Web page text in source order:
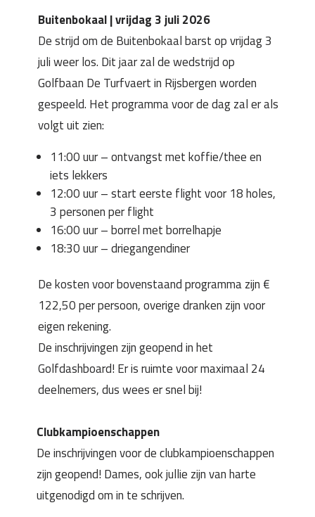
Buitenbokaal | vrijdag 3 juli 2026
De strijd om de Buitenbokaal barst op vrijdag 3
juli weer los. Dit jaar zal de wedstrijd op
Golfbaan De Turfvaert in Rijsbergen worden
gespeeld. Het programma voor de dag zal er als
volgt uit zien:
11:00 uur – ontvangst met koffie/thee en
iets lekkers
12:00 uur – start eerste flight voor 18 holes,
3 personen per flight
16:00 uur – borrel met borrelhapje
18:30 uur – driegangendiner
De kosten voor bovenstaand programma zijn €
122,50 per persoon, overige dranken zijn voor
eigen rekening.
De inschrijvingen zijn geopend in het
Golfdashboard! Er is ruimte voor maximaal 24
deelnemers, dus wees er snel bij!
Clubkampioenschappen
De inschrijvingen voor de clubkampioenschappen
zijn geopend! Dames, ook jullie zijn van harte
uitgenodigd om in te schrijven.